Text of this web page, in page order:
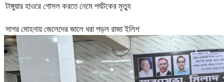
টাঙ্গুয়ার হাওরে গোসল করতে নেমে পর্যটকের মৃত্যু
সাগর মোহনায় জেলেদের জালে ধরা পড়ল রাজা ইলিশ